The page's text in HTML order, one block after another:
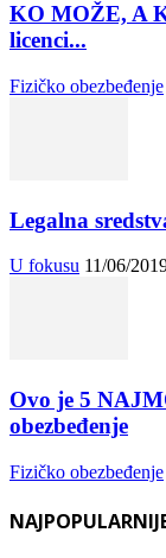
KO MOŽE, A
licenci...
Fizičko obezbeđenje
Legalna
U fokusu 11/06/
Ovo je 5
obezbeđenje
Fizičko obezbeđenje